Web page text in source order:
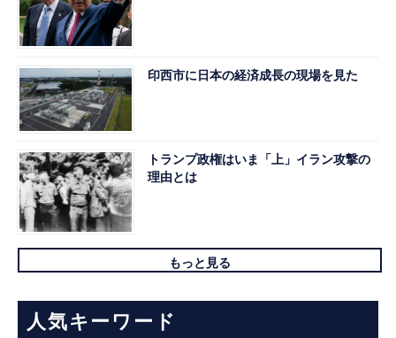
印西市に日本の経済成長の現場を見た
トランプ政権はいま「上」イラン攻撃の
理由とは
もっと見る
人気キーワード